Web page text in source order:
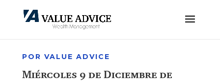
POR VALUE ADVICE
Miércoles 9 de Diciembre de